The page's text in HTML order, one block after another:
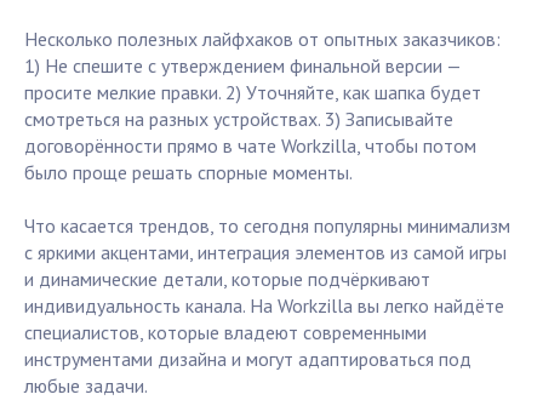
Несколько полезных лайфхаков от опытных заказчиков:
1) Не спешите с утверждением финальной версии —
просите мелкие правки. 2) Уточняйте, как шапка будет
смотреться на разных устройствах. 3) Записывайте
договорённости прямо в чате Workzilla, чтобы потом
было проще решать спорные моменты.
Что касается трендов, то сегодня популярны минимализм
с яркими акцентами, интеграция элементов из самой игры
и динамические детали, которые подчёркивают
индивидуальность канала. На Workzilla вы легко найдёте
специалистов, которые владеют современными
инструментами дизайна и могут адаптироваться под
любые задачи.